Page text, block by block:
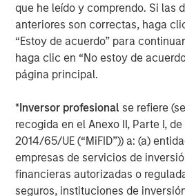
que he leído y comprendo. Si las
anteriores son correctas, haga
“Estoy de acuerdo” para
haga clic en “No estoy de
página principal.
*Inversor profesional se refiere
recogida en el Anexo II, Parte I,
2014/65/UE (“MiFID”)) a: (a)
empresas de servicios de
financieras autorizadas o
seguros, instituciones de
refinancing activity.
Securitized Credit Resilient
Asset-backed securities (ABS),
Residential MBS issuance
office remained weak. RMBS
home prices and strong credit
Taxable Munis Extend Gains,
Taxable municipals returned
tax-exempts (+2.32%).4Long-